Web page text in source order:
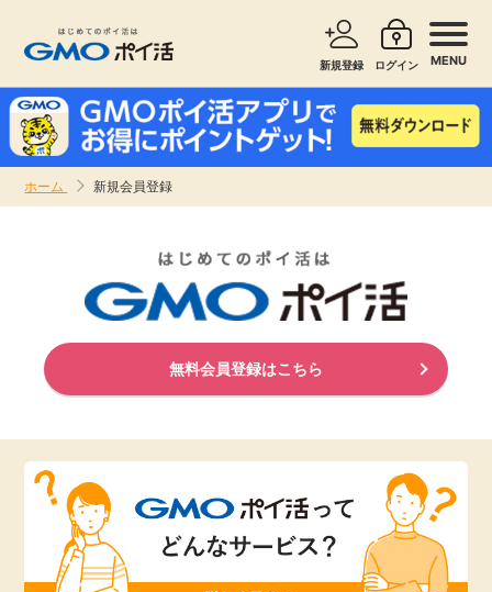
新規登録 ログイン MENU
ホーム 新規会員登録
お知らせ
無料
即日還元
アンケート
サービスで探す ショッピングで探す
無料サービス
エンタメ
暮らし
引っ越し
買取・査定
無料会員登録はこちら